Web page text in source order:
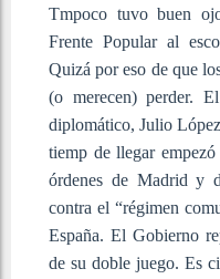
Tmpoco tuvo buen
Frente Popular al
Quizá por eso de que
(o merecen) perder.
diplomático, Julio
tiemp de llegar
órdenes de Madrid y
contra el “régimen
España. El Gobierno
de su doble juego. Es